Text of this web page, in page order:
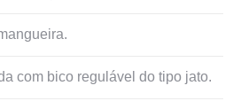
com bico regulável do tipo jato.